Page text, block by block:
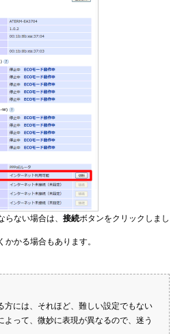
ない場合は、 接続ボタンをクリックしまし
かる場合もあります。
方には、それほど、難しい設定でもない
よって、微妙に表現が異なるので、迷う